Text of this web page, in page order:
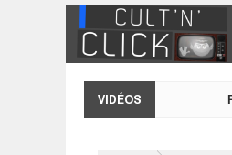
Aller au contenu principal
VIDÉOS